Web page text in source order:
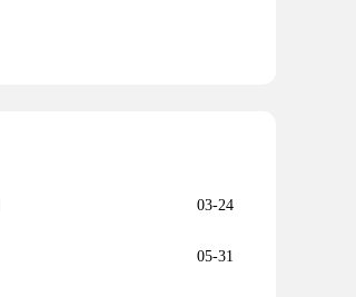
03-24
05-31